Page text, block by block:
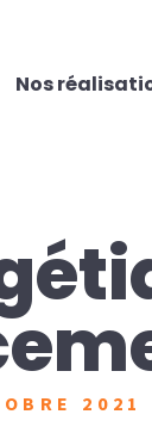
Nos
2021